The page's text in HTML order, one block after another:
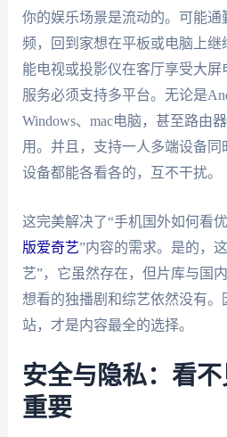
你的娱乐场景是流动的。可能
频，回到家想在平板或电脑上继
能电视或投影仪在客厅享受大
服务必须支持多平台。无论是
Windows、mac电脑，甚至路由
用。并且，支持一人多端设备
设备都能各看各的，互不干扰。
这完美解决了“手机国外如何看
版爱奇艺”内容的需求。是的，
艺”，它虽然存在，但片库与国
想看的独播剧和综艺依然没有。
站，才是内容最全的选择。
安全与隐私：看
重要